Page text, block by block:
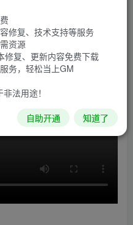
钟爱的俱乐部一起，体验
修复、技术支持等服务
资源
修复、更新内容免费下载
务，轻松当上GM
法用途！
自助开通 知道了